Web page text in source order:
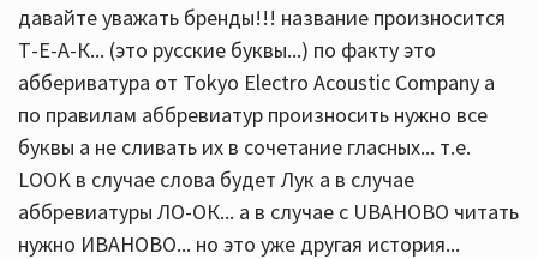
давайте уважать бренды!!! название произносится
Т-Е-А-К... (это русские буквы...) по факту это
аббериватура от Tokyo Electro Acoustic Company а
по правилам аббревиатур произносить нужно все
буквы а не сливать их в сочетание гласных... т.е.
LOOK в случае слова будет Лук а в случае
аббревиатуры ЛО-ОК... а в случае с UBAHOBО читать
нужно ИВАНОВО... но это уже другая история...